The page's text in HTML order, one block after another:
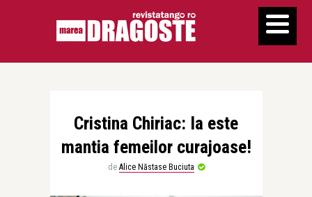
Cristina Chiriac: Ia este
mantia femeilor curajoase!
de Alice Năstase Buciuta